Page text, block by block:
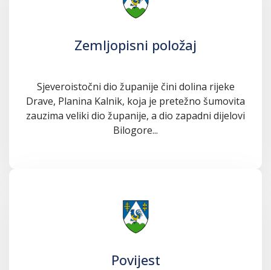
Zemljopisni položaj
Sjeveroistočni dio županije čini dolina rijeke
Drave, Planina Kalnik, koja je pretežno šumovita
zauzima veliki dio županije, a dio zapadni dijelovi
Bilogore...
Povijest